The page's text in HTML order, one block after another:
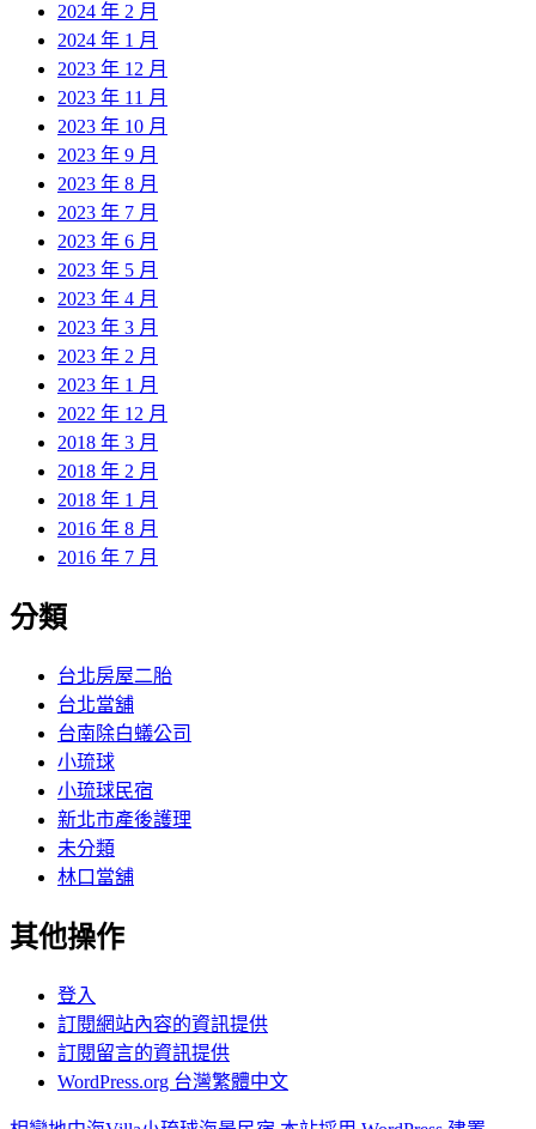
2024 年 2 月
2024 年 1 月
2023 年 12 月
2023 年 11 月
2023 年 10 月
2023 年 9 月
2023 年 8 月
2023 年 7 月
2023 年 6 月
2023 年 5 月
2023 年 4 月
2023 年 3 月
2023 年 2 月
2023 年 1 月
2022 年 12 月
2018 年 3 月
2018 年 2 月
2018 年 1 月
2016 年 8 月
2016 年 7 月
分類
台北房屋二胎
台北當舖
台南除白蟻公司
小琉球
小琉球民宿
新北市產後護理
未分類
林口當舖
其他操作
登入
訂閱網站內容的資訊提供
訂閱留言的資訊提供
WordPress.org 台灣繁體中文